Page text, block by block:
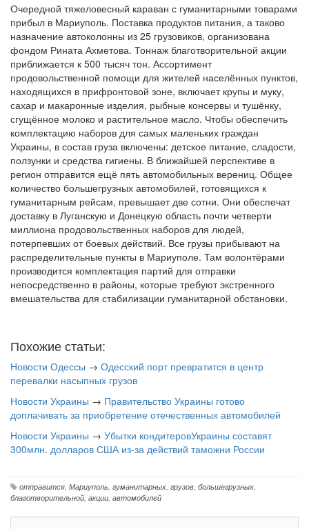
Очередной тяжеловесный караван с гуманитарными товарами
прибыл в Мариуполь. Поставка продуктов питания, а таково
назначение автоколонны из 25 грузовиков, организована
фондом Рината Ахметова. Тоннаж благотворительной акции
приближается к 500 тысяч тон. Ассортимент
продовольственной помощи для жителей населённых пунктов,
находящихся в прифронтовой зоне, включает крупы и муку,
сахар и макаронные изделия, рыбные консервы и тушёнку,
сгущённое молоко и растительное масло. Чтобы обеспечить
комплектацию наборов для самых маленьких граждан
Украины, в состав груза включены: детское питание, сладости,
ползунки и средства гигиены. В ближайшей перспективе в
регион отправится ещё пять автомобильных верениц. Общее
количество большегрузных автомобилей, готовящихся к
гуманитарным рейсам, превышает две сотни. Они обеспечат
доставку в Луганскую и Донецкую область почти четверти
миллиона продовольственных наборов для людей,
потерпевших от боевых действий. Все грузы прибывают на
распределительные пункты в Мариуполе. Там волонтёрами
производится комплектация партий для отправки
непосредственно в районы, которые требуют экстренного
вмешательства для стабилизации гуманитарной обстановки.
Похожие статьи:
Новости Одессы → Одесский порт превратится в центр
перевалки насыпных грузов
Новости Украины → Правительство Украины готово
доплачивать за приобретение отечественных автомобилей
Новости Украины → Убытки кондитеровУкраины составят
300млн. долларов США из-за действий таможни России
отправится Мариуполь гуманитарных грузов большегрузных
благотворительной акции автомобилей